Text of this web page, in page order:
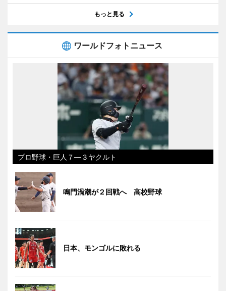
もっと見る
ワールドフォトニュース
プロ野球・巨人７―３ヤクルト
鳴門渦潮が２回戦へ 高校野球
日本、モンゴルに敗れる